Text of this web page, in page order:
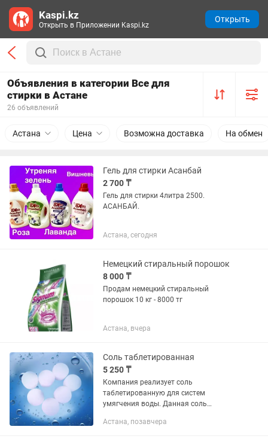
Объявления в категории Все для
стирки в Астане
26 объявлений
Астана Цена Возможна доставка На обмен
Гель для стирки Асанбай
2 700 ₸
Гель для стирки 4литра 2500.
АСАНБАЙ.
Астана, сегодня
Немецкий стиральный порошок
8 000 ₸
Продам немецкий стиральный
порошок 10 кг - 8000 тг
Астана, вчера
Соль таблетированная
5 250 ₸
Компания реализует соль
таблетированную для систем
умягчения воды. Данная соль
Фасовка по 25кг.
Астана, позавчера
Kaspi.kz
Открыть в Приложении Kaspi.kz
Открыть